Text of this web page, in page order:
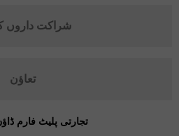
شراکت داروں
تعاؤن
تجارتی پلیٹ فارم